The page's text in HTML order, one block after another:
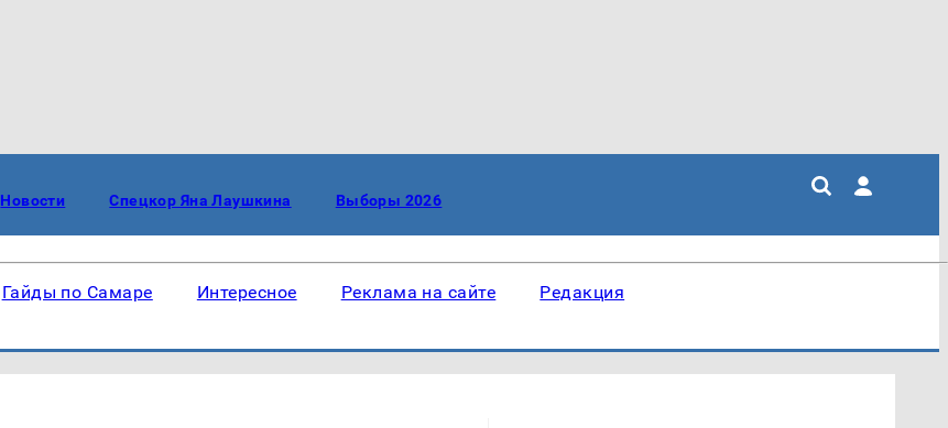
Новости Спецкор Яна Лаушкина Выборы 2026
Гайды по Самаре Интересное Реклама на сайте Редакция